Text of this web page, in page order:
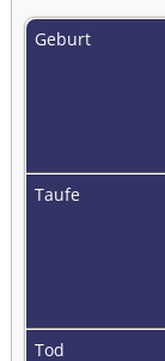
Geburt
Taufe
Tod